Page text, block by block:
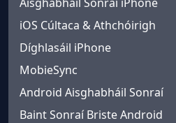
iOS Cúltaca & Athchóirigh
Díghlasáil iPhone
MobieSync
Android Aisghabháil Sonraí
Baint Sonraí Briste Android